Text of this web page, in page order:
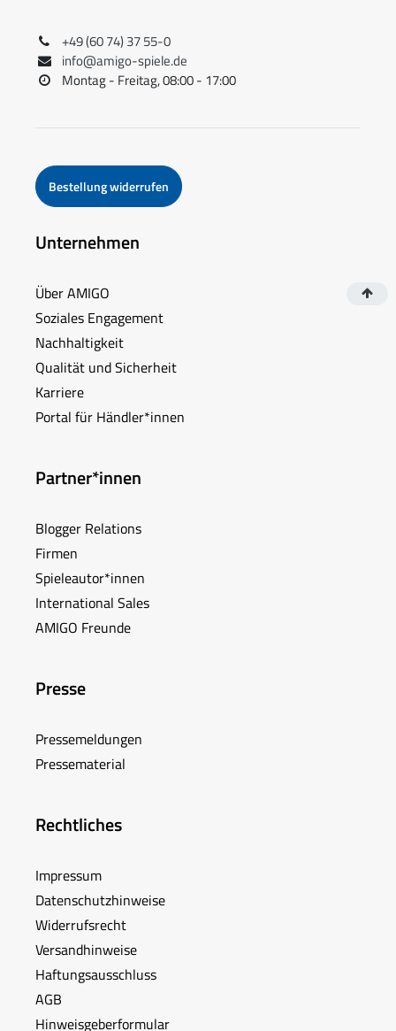
+49 (60 74) 37 55-0
info@amigo-spiele.de
Montag - Freitag, 08:00 - 17:00
Bestellung widerrufen
Unternehmen
Über AMIGO
Soziales Engagement
Nachhaltigkeit
Qualität und Sicherheit
Karriere
Portal für Händler*innen
Partner*innen
Blogger Relations
Firmen
Spieleautor*innen
International Sales
AMIGO Freunde
Presse
Pressemeldungen
Pressematerial
Rechtliches
Impressum
Datenschutzhinweise
Widerrufsrecht
Versandhinweise
Haftungsausschluss
AGB
Hinweisgeberformular